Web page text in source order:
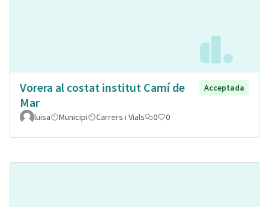
Vorera al costat institut Camí de
Mar
Acceptada
luisa Municipi Carrers i Vials 0 0